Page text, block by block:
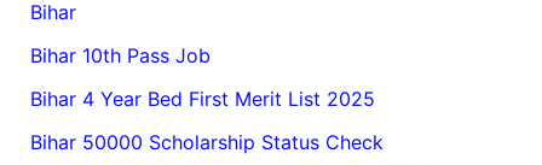
Bihar
Bihar 10th Pass Job
Bihar 4 Year Bed First Merit List 2025
Bihar 50000 Scholarship Status Check